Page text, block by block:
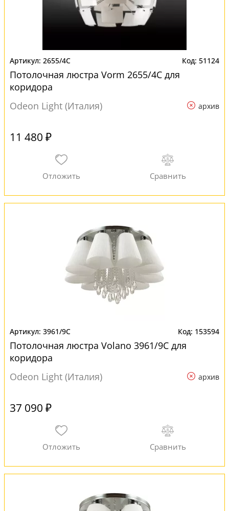
2655/4C 51124
Потолочная люстра Vorm 2655/4C для
коридора
Odeon Light (Италия)
архив
11 480 ₽
3961/9C 153594
Потолочная люстра Volano 3961/9C для
коридора
Odeon Light (Италия)
архив
37 090 ₽